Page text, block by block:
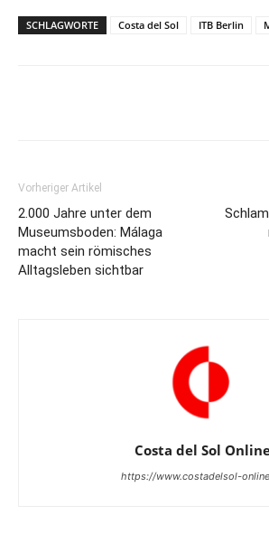
Sherry und Jamón
SCHLAGWORTE Costa del Sol ITB Berlin
Vorheriger Artikel
2.000 Jahre unter dem
Museumsboden: Málaga
macht sein römisches
Alltagsleben sichtbar
Costa del Sol
https://www.costadelsol-